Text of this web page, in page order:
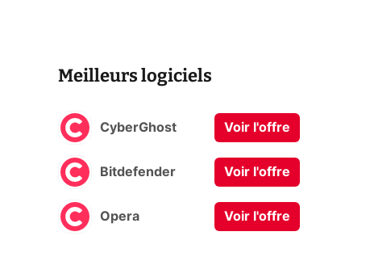
Meilleurs logiciels
CyberGhost Voir l'offre
Bitdefender Voir l'offre
Opera Voir l'offre